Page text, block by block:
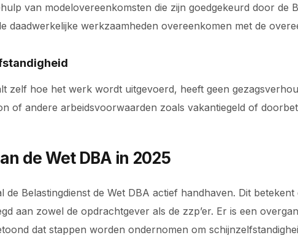
van modelovereenkomsten die zijn goedgekeurd door de
daadwerkelijke werkzaamheden overeenkomen met de
zelf hoe het werk wordt uitgevoerd, heeft geen
of andere arbeidsvoorwaarden zoals vakantiegeld of
de Wet DBA in 2025
de Belastingdienst de Wet DBA actief handhaven. Dit
aan zowel de opdrachtgever als de zzp’er. Er is een
dat stappen worden ondernomen om